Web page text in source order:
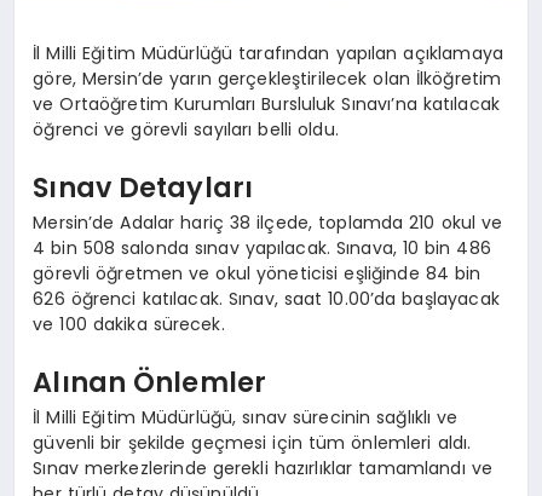
İl Milli Eğitim Müdürlüğü tarafından yapılan açıklamaya
göre, Mersin’de yarın gerçekleştirilecek olan İlköğretim
ve Ortaöğretim Kurumları Bursluluk Sınavı’na katılacak
öğrenci ve görevli sayıları belli oldu.
Sınav Detayları
Mersin’de Adalar hariç 38 ilçede, toplamda 210 okul ve
4 bin 508 salonda sınav yapılacak. Sınava, 10 bin 486
görevli öğretmen ve okul yöneticisi eşliğinde 84 bin
626 öğrenci katılacak. Sınav, saat 10.00’da başlayacak
ve 100 dakika sürecek.
Alınan Önlemler
İl Milli Eğitim Müdürlüğü, sınav sürecinin sağlıklı ve
güvenli bir şekilde geçmesi için tüm önlemleri aldı.
Sınav merkezlerinde gerekli hazırlıklar tamamlandı ve